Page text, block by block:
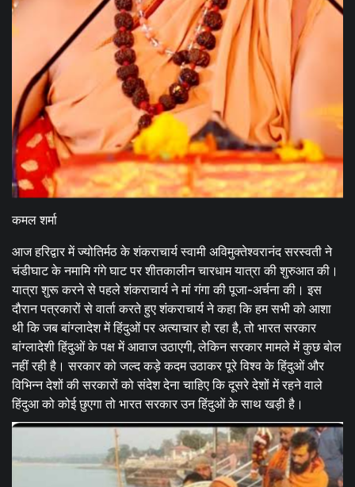
कमल शर्मा
आज हरिद्वार में ज्योतिर्मठ के शंकराचार्य स्वामी अविमुक्तेश्वरानंद सरस्वती ने
चंडीघाट के नमामि गंगे घाट पर शीतकालीन चारधाम यात्रा की शुरुआत की।
यात्रा शुरू करने से पहले शंकराचार्य ने मां गंगा की पूजा-अर्चना की। इस
दौरान पत्रकारों से वार्ता करते हुए शंकराचार्य ने कहा कि हम सभी को आशा
थी कि जब बांग्लादेश में हिंदुओं पर अत्याचार हो रहा है, तो भारत सरकार
बांग्लादेशी हिंदुओं के पक्ष में आवाज उठाएगी, लेकिन सरकार मामले में कुछ बोल
नहीं रही है। सरकार को जल्द कड़े कदम उठाकर पूरे विश्व के हिंदुओं और
विभिन्न देशों की सरकारों को संदेश देना चाहिए कि दूसरे देशों में रहने वाले
हिंदुआ को कोई छुएगा तो भारत सरकार उन हिंदुओं के साथ खड़ी है।